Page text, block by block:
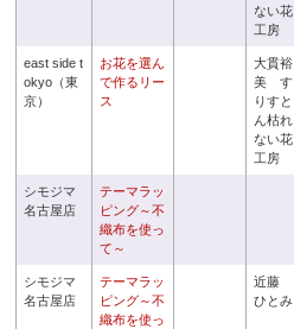
ない花
工房
east side t
okyo（東
京）
お花を選ん
で作るリー
ス
大貫裕
美 す
りすと
ん枯れ
ない花
工房
シモジマ
名古屋店
テーマラッ
ピング～不
織布を使っ
て～
シモジマ
名古屋店
テーマラッ
ピング～不
織布を使っ
近藤
ひとみ